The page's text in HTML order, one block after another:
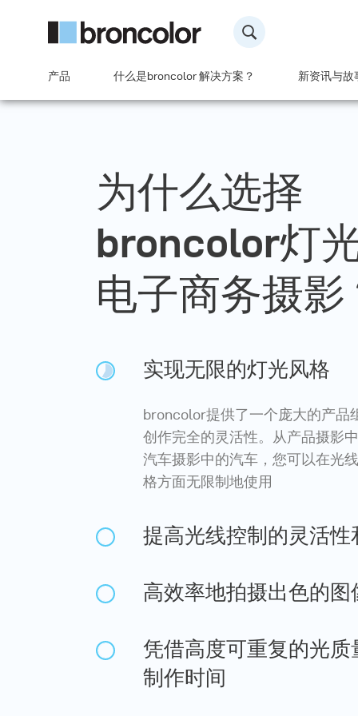
产品 什么是broncolor 解决方案？ 新资讯与故
为什么选择
broncolor灯
电子商务摄影
实现无限的灯光风格
broncolor提供了一个庞大的产品
创作完全的灵活性。从产品摄影
汽车摄影中的汽车，您可以在光
格方面无限制地使用
提高光线控制的灵活性
高效率地拍摄出色的图
凭借高度可重复的光质
制作时间